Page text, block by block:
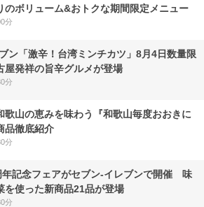
のボリューム&おトクな期間限定メニュー
分
ン「激辛！台湾ミンチカツ」8月4日数量限
屋発祥の旨辛グルメが登場
分
歌山の恵みを味わう『和歌山毎度おおきに
品徹底紹介
分
年記念フェアがセブン-イレブンで開催 味
を使った新商品21品が登場
分